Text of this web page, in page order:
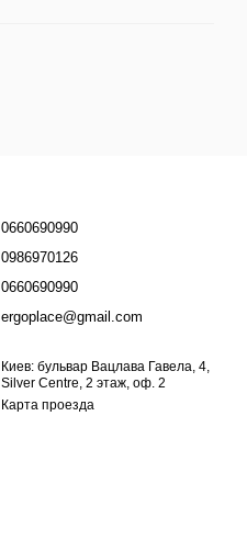
0660690990
0986970126
0660690990
ergoplace@gmail.com
Киев: бульвар Вацлава Гавела, 4,
Silver Centre, 2 этаж, оф. 2
Карта проезда